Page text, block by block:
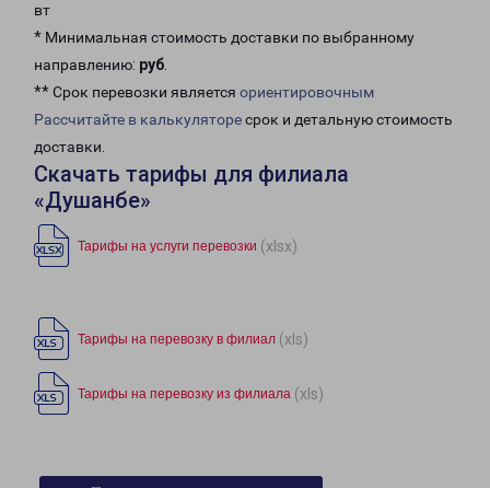
вт
* Минимальная стоимость доставки по выбранному
направлению: руб.
** Срок перевозки является ориентировочным
Рассчитайте в калькуляторесрок и детальную стоимость
доставки.
Скачать тарифы для филиала
«Душанбе»
Тарифы на услуги перевозки (xlsx)
Тарифы на перевозку в филиал (xls)
Тарифы на перевозку из филиала (xls)